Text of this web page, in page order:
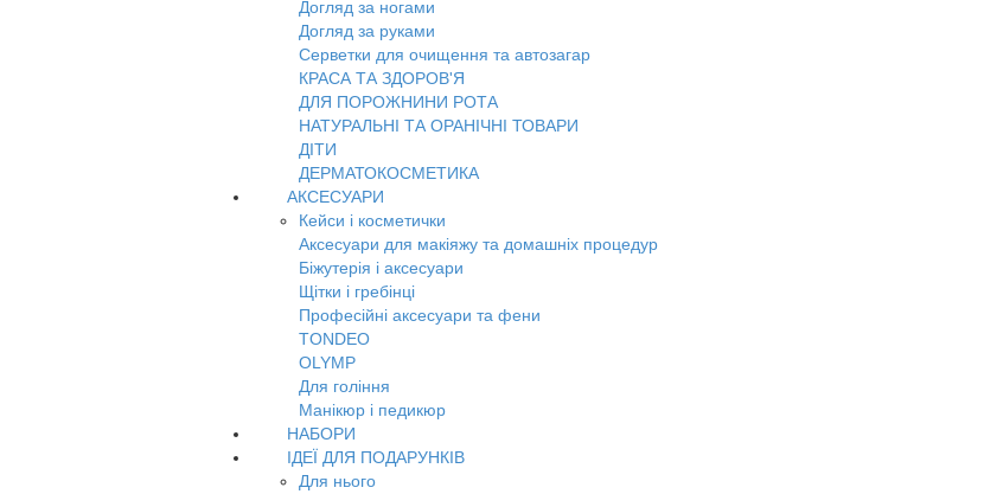
Догляд за ногами
Догляд за руками
Серветки для очищення та автозагар
КРАСА ТА ЗДОРОВ'Я
ДЛЯ ПОРОЖНИНИ РОТА
НАТУРАЛЬНІ ТА ОРАНІЧНІ ТОВАРИ
ДІТИ
ДЕРМАТОКОСМЕТИКА
АКСЕСУАРИ
Кейси і косметички
Аксесуари для макіяжу та домашніх процедур
Біжутерія і аксесуари
Щітки і гребінці
Професійні аксесуари та фени
TONDEO
OLYMP
Для гоління
Манікюр і педикюр
НАБОРИ
ІДЕЇ ДЛЯ ПОДАРУНКІВ
Для нього